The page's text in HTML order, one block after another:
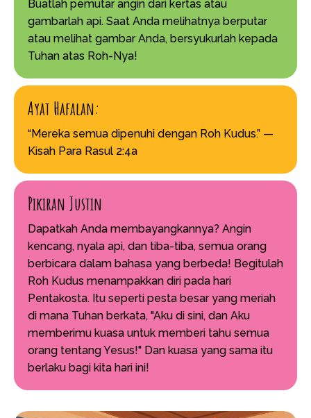
Buatlah pemutar angin dari kertas atau
gambarlah api. Saat Anda melihatnya berputar
atau melihat gambar Anda, bersyukurlah kepada
Tuhan atas Roh-Nya!
Ayat Hafalan:
“Mereka semua dipenuhi dengan Roh Kudus.” —
Kisah Para Rasul 2:4a
Pikiran Justin
Dapatkah Anda membayangkannya? Angin
kencang, nyala api, dan tiba-tiba, semua orang
berbicara dalam bahasa yang berbeda! Begitulah
Roh Kudus menampakkan diri pada hari
Pentakosta. Itu seperti pesta besar yang meriah
di mana Tuhan berkata, "Aku di sini, dan Aku
memberimu kuasa untuk memberi tahu semua
orang tentang Yesus!" Dan kuasa yang sama itu
berlaku bagi kita hari ini!